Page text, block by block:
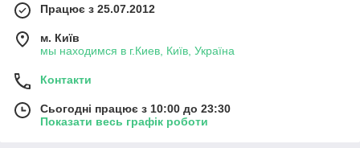
Працює з 25.07.2012
м. Київ
мы находимся в г.Киев, Київ, Україна
Контакти
Сьогодні працює з 10:00 до 23:30
Показати весь графік роботи